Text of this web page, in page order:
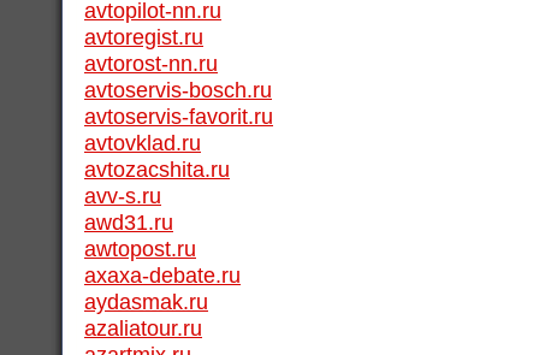
avtopilot-nn.ru
avtoregist.ru
avtorost-nn.ru
avtoservis-bosch.ru
avtoservis-favorit.ru
avtovklad.ru
avtozacshita.ru
avv-s.ru
awd31.ru
awtopost.ru
axaxa-debate.ru
aydasmak.ru
azaliatour.ru